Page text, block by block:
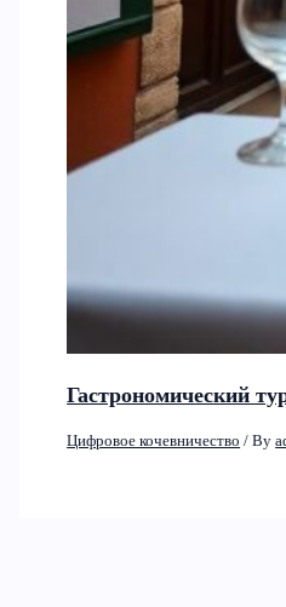
Гастрономический
Цифровое кочевничество / By